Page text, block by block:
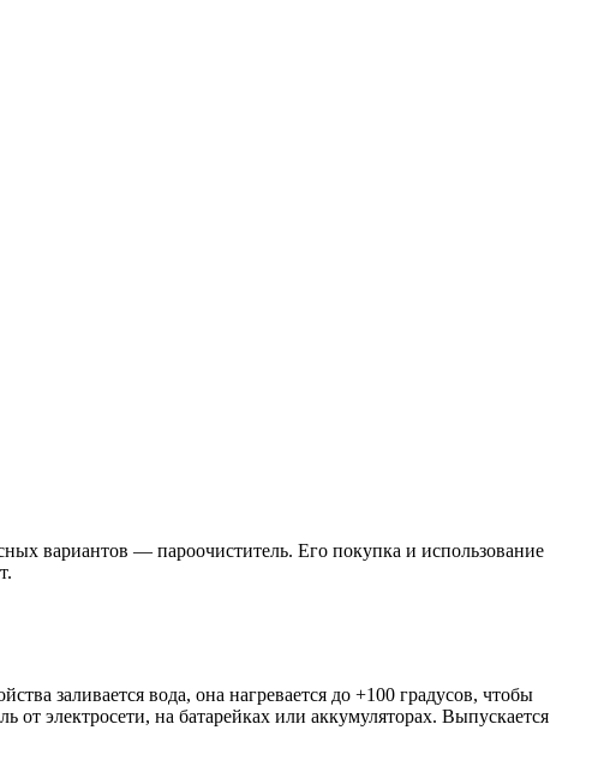
вариантов — пароочиститель. Его покупка и использование
заливается вода, она нагревается до +100 градусов, чтобы
от электросети, на батарейках или аккумуляторах. Выпускается